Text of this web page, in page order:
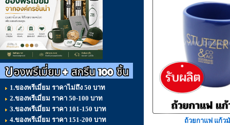
1.ของพรีเมี่ยม ราคาไม่ถึง 50 บาท
2.ของพรีเมี่ยม ราคา 50-100 บาท
3.ของพรีเมี่ยม ราคา 101-150 บาท
4.ของพรีเมี่ยม ราคา 151-200 บาท
ถ้วยกาแฟ แก้ว